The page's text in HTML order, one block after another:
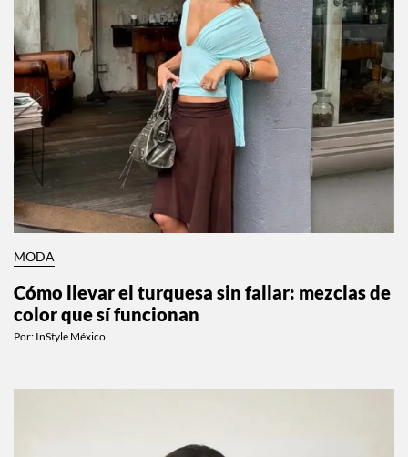
MODA
Cómo llevar el turquesa sin fallar: mezclas de
color que sí funcionan
Por: InStyle México